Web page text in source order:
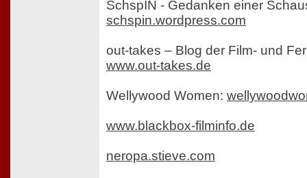
SchspIN - Gedanken einer
schspin.wordpress.com
out-takes – Blog der Film- und
www.out-takes.de
Wellywood Women:
www.blackbox-filminfo.de
neropa.stieve.com